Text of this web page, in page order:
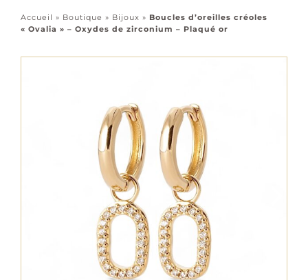
Accessoires
Tous les bijoux
Accueil » Boutique » Bijoux » Boucles d’oreilles créoles
« Ovalia » – Oxydes de zirconium – Plaqué or